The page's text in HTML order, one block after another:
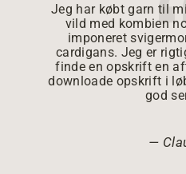
Jeg har købt garn til
vild med kombien
imponeret
cardigans. Jeg er
finde en opskrift en
downloade opskrift i
god